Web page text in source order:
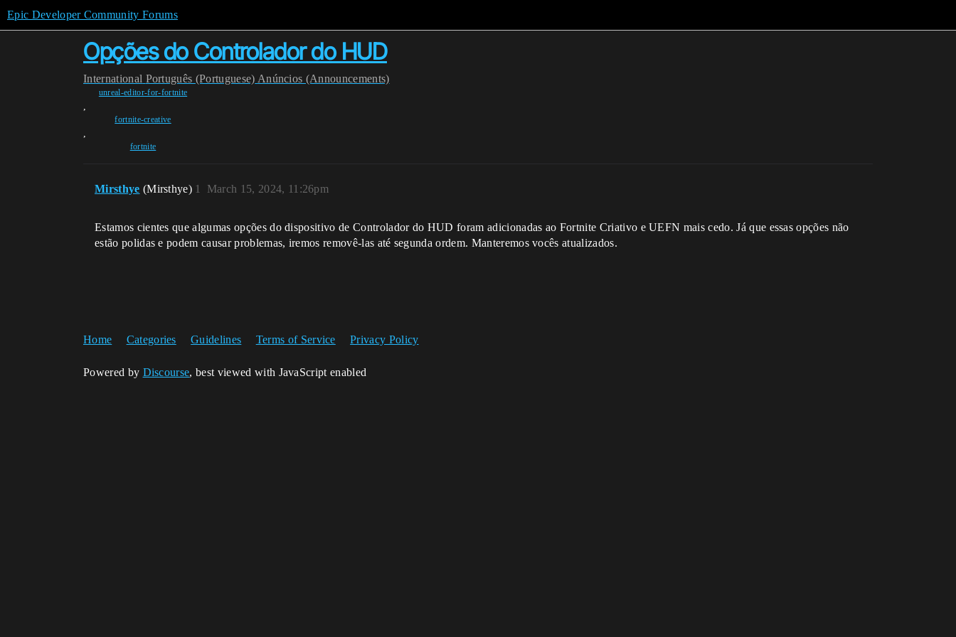
Epic Developer Community Forums
Opções do Controlador do HUD
International Português (Portuguese) Anúncios (Announcements)
unreal-editor-for-fortnite
,
fortnite-creative
,
fortnite
Mirsthye (Mirsthye) March 15, 2024, 11:26pm
1
Estamos cientes que algumas opções do dispositivo de Controlador do HUD foram adicionadas ao Fortnite Criativo e UEFN mais cedo. Já que essas opções não
estão polidas e podem causar problemas, iremos removê-las até segunda ordem. Manteremos vocês atualizados.
Home Categories Guidelines Terms of Service Privacy Policy
Powered by Discourse, best viewed with JavaScript enabled